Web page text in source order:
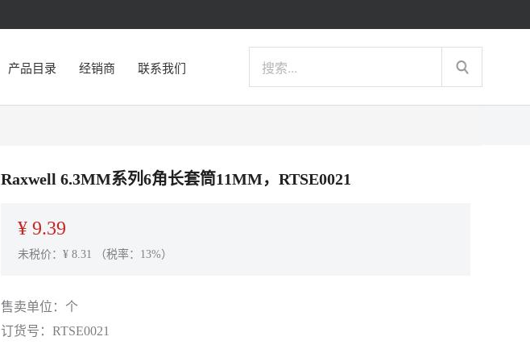
产品目录 经销商 联系我们
Raxwell 6.3MM系列6角长套筒11MM，RTSE0021
¥ 9.39
未税价：¥ 8.31 （税率：13%）
售卖单位： 个
订货号： RTSE0021